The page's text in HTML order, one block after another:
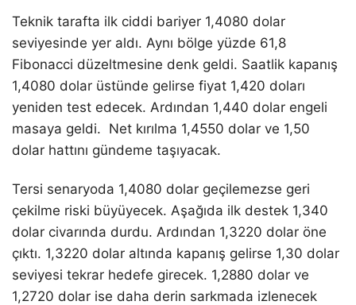
Teknik tarafta ilk ciddi bariyer 1,4080 dolar
seviyesinde yer aldı. Aynı bölge yüzde 61,8
Fibonacci düzeltmesine denk geldi. Saatlik kapanış
1,4080 dolar üstünde gelirse fiyat 1,420 doları
yeniden test edecek. Ardından 1,440 dolar engeli
masaya geldi. Net kırılma 1,4550 dolar ve 1,50
dolar hattını gündeme taşıyacak.
Tersi senaryoda 1,4080 dolar geçilemezse geri
çekilme riski büyüyecek. Aşağıda ilk destek 1,340
dolar civarında durdu. Ardından 1,3220 dolar öne
çıktı. 1,3220 dolar altında kapanış gelirse 1,30 dolar
seviyesi tekrar hedefe girecek. 1,2880 dolar ve
1,2720 dolar ise daha derin sarkmada izlenecek